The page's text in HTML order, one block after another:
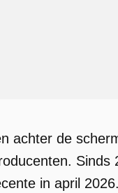
achter de
Sinds
in april 2026.